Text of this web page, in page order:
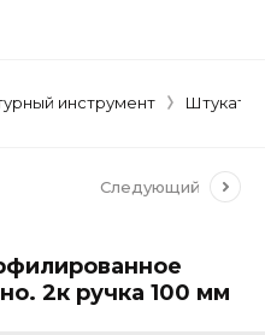
инструмент
Следующий
2к ручка 100 мм